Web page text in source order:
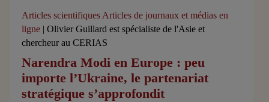
Articles scientifiques Articles de journaux et médias en
ligne | Olivier Guillard est spécialiste de l'Asie et
chercheur au CERIAS
Narendra Modi en Europe : peu
importe l’Ukraine, le partenariat
stratégique s’approfondit